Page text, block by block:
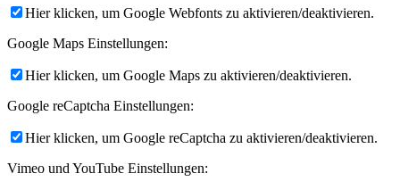
Hier klicken, um Google Webfonts zu aktivieren/deaktivieren.
Google Maps Einstellungen:
Hier klicken, um Google Maps zu aktivieren/deaktivieren.
Google reCaptcha Einstellungen:
Hier klicken, um Google reCaptcha zu aktivieren/deaktivieren.
Vimeo und YouTube Einstellungen: